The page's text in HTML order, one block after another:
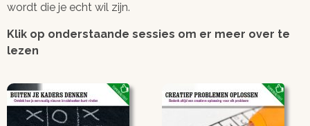
wordt die je echt wil zijn.
Klik op onderstaande sessies om er meer over te
lezen